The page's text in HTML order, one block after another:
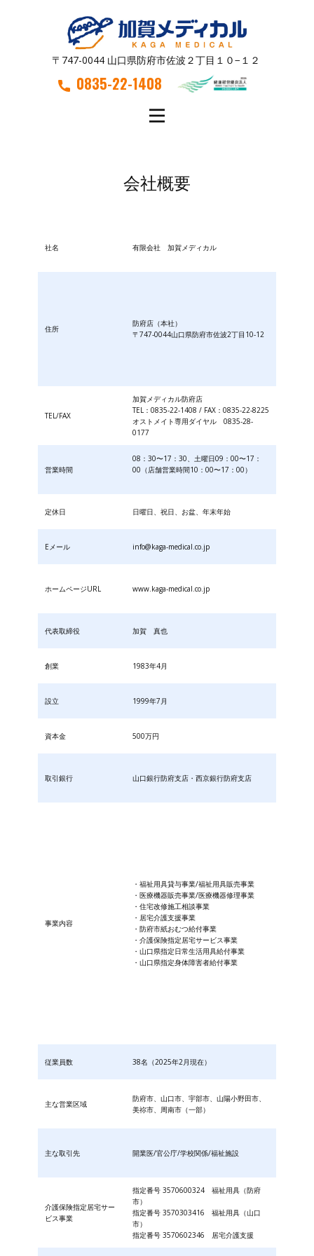
〒747-0044 山口県防府市佐波２丁目１０−１２
0835-22-1408
会社概要
社名 有限会社 加賀メディカル
住所
防府店（本社）
〒747-0044山口県防府市佐波2丁目10-12
TEL/FAX
加賀メディカル防府店
TEL：0835-22-1408 / FAX：0835-22-8225
オストメイト専用ダイヤル 0835-28-
0177
営業時間
08：30〜17：30、土曜日09：00〜17：
00（店舗営業時間10：00〜17：00）
定休日 日曜日、祝日、お盆、年末年始
Eメール info@kaga-medical.co.jp
ホームページURL www.kaga-medical.co.jp
代表取締役 加賀 真也
創業 1983年4月
設立 1999年7月
資本金 500万円
取引銀行 山口銀行防府支店・西京銀行防府支店
事業内容
・福祉用具貸与事業/福祉用具販売事業
・医療機器販売事業/医療機器修理事業
・住宅改修施工相談事業
・居宅介護支援事業
・防府市紙おむつ給付事業
・​介護保険指定居宅サービス事業
・山口県指定日常生活用具給付事業
・山口県指定身体障害者給付事業
従業員数 38名（2025年2月現在）
主な営業区域
防府市、山口市、宇部市、山陽小野田市、
美祢市、周南市（一部）
主な取引先 開業医/官公庁/学校関係/福祉施設
介護保険指定居宅サー
ビス事業
指定番号 3570600324 福祉用具（防府
市）
指定番号 3570303416 福祉用具（山口
市）
指定番号 3570602346 居宅介護支援